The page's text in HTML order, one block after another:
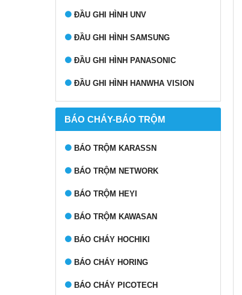
ĐẦU GHI HÌNH UNV
ĐẦU GHI HÌNH SAMSUNG
ĐẦU GHI HÌNH PANASONIC
ĐẦU GHI HÌNH HANWHA VISION
BÁO CHÁY-BÁO TRỘM
BÁO TRỘM KARASSN
BÁO TRỘM NETWORK
BÁO TRỘM HEYI
BÁO TRỘM KAWASAN
BÁO CHÁY HOCHIKI
BÁO CHÁY HORING
BÁO CHÁY PICOTECH